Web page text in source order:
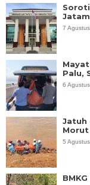
7
Palu,
6
Jatuh
5